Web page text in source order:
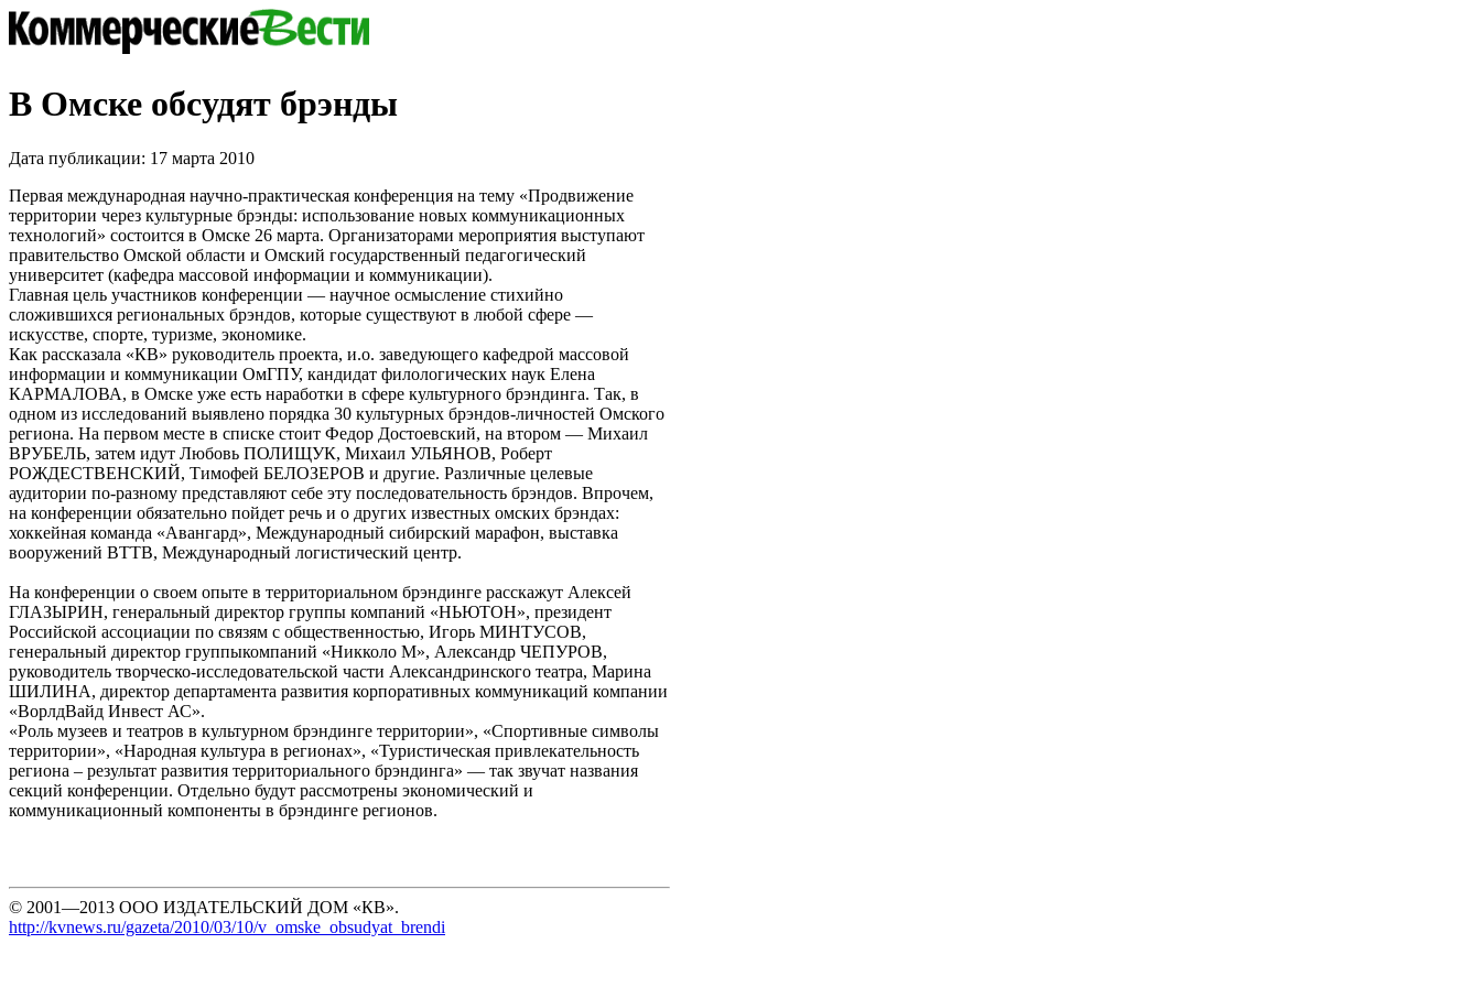
В Омске обсудят брэнды
Дата публикации: 17 марта 2010
Первая международная научно-практическая конференция на тему «Продвижение
территории через культурные брэнды: использование новых коммуникационных
технологий» состоится в Омске 26 марта. Организаторами мероприятия выступают
правительство Омской области и Омский государственный педагогический
университет (кафедра массовой информации и коммуникации).
Главная цель участников конференции — научное осмысление стихийно
сложившихся региональных брэндов, которые существуют в любой сфере —
искусстве, спорте, туризме, экономике.
Как рассказала «КВ» руководитель проекта, и.о. заведующего кафедрой массовой
информации и коммуникации ОмГПУ, кандидат филологических наук Елена
КАРМАЛОВА, в Омске уже есть наработки в сфере культурного брэндинга. Так, в
одном из исследований выявлено порядка 30 культурных брэндов-личностей Омского
региона. На первом месте в списке стоит Федор Достоевский, на втором — Михаил
ВРУБЕЛЬ, затем идут Любовь ПОЛИЩУК, Михаил УЛЬЯНОВ, Роберт
РОЖДЕСТВЕНСКИЙ, Тимофей БЕЛОЗЕРОВ и другие. Различные целевые
аудитории по-разному представляют себе эту последовательность брэндов. Впрочем,
на конференции обязательно пойдет речь и о других известных омских брэндах:
хоккейная команда «Авангард», Международный сибирский марафон, выставка
вооружений ВТТВ, Международный логистический центр.
На конференции о своем опыте в территориальном брэндинге расскажут Алексей
ГЛАЗЫРИН, генеральный директор группы компаний «НЬЮТОН», президент
Российской ассоциации по связям с общественностью, Игорь МИНТУСОВ,
генеральный директор группыкомпаний «Никколо М», Александр ЧЕПУРОВ,
руководитель творческо-исследовательской части Александринского театра, Марина
ШИЛИНА, директор департамента развития корпоративных коммуникаций компании
«ВорлдВайд Инвест АС».
«Роль музеев и театров в культурном брэндинге территории», «Спортивные символы
территории», «Народная культура в регионах», «Туристическая привлекательность
региона – результат развития территориального брэндинга» — так звучат названия
секций конференции. Отдельно будут рассмотрены экономический и
коммуникационный компоненты в брэндинге регионов.
© 2001—2013 ООО ИЗДАТЕЛЬСКИЙ ДОМ «КВ».
http://kvnews.ru/gazeta/2010/03/10/v_omske_obsudyat_brendi